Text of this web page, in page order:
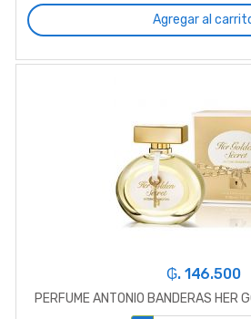
Agregar al
₲. 146.500
PERFUME ANTONIO BANDERAS HER